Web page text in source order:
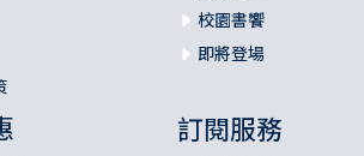
校園書饗
即將登場
訂閱服務